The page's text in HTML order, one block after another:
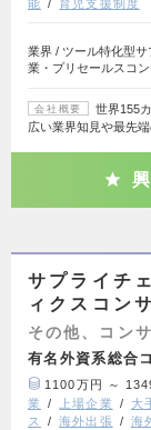
能
育児支援制度
業界 / ツール特化型
業・プリセールスコ
会社概要
世界155
広い業界知見や最先
サプライチ
ィクスコン
その他、コン
有名外資系総合
1100万円 ～
業
上場企業 大
ス
海外出張 海